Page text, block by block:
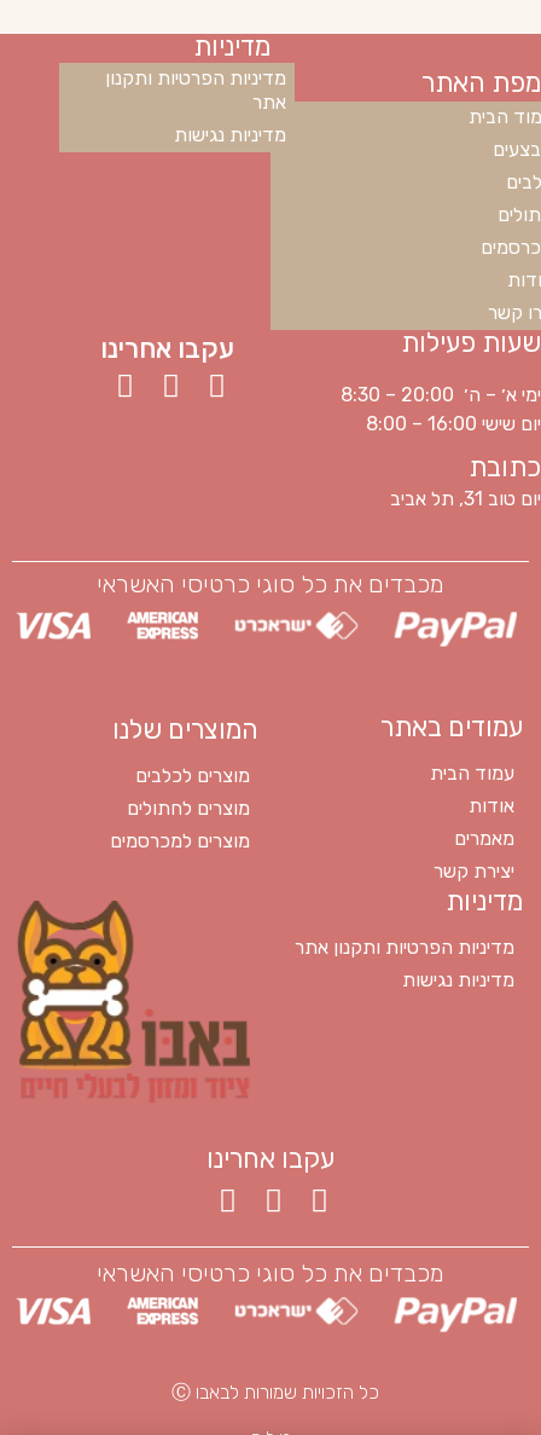
מפת האתר
הבית
קשר
מדיניות
מדיניות הפרטיות ותקנון
אתר
מדיניות נגישות
שעות פעילות
ימי א׳ – ה׳ 20:00 – 8:30
יום שישי 16:00 – 8:00
כתובת
יום טוב 31, תל אביב
עקבו אחרינו
מכבדים את כל סוגי כרטיסי האשראי
עמודים באתר
עמוד הבית
אודות
מאמרים
יצירת קשר
המוצרים שלנו
מוצרים לכלבים
מוצרים לחתולים
מוצרים למכרסמים
מדיניות
מדיניות הפרטיות ותקנון אתר
מדיניות נגישות
עקבו אחרינו
מכבדים את כל סוגי כרטיסי האשראי
כל הזכויות שמורות לבאבו Ⓒ